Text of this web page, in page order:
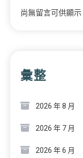
尚無留言可供顯示
彙整
2026 年 8 月
2026 年 7 月
2026 年 6 月